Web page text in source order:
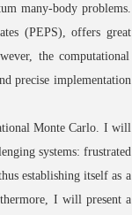
many-body problems.
(PEPS), offers great
the computational
precise implementation
Monte Carlo. I will
systems:frustrated
establishing itself as a
I will present a